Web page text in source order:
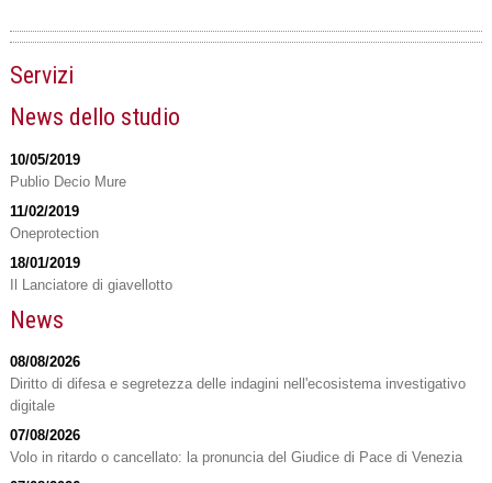
Servizi
News dello studio
10/05/2019
Publio Decio Mure
11/02/2019
Oneprotection
18/01/2019
Il Lanciatore di giavellotto
News
08/08/2026
Diritto di difesa e segretezza delle indagini nell'ecosistema investigativo
digitale
07/08/2026
Volo in ritardo o cancellato: la pronuncia del Giudice di Pace di Venezia